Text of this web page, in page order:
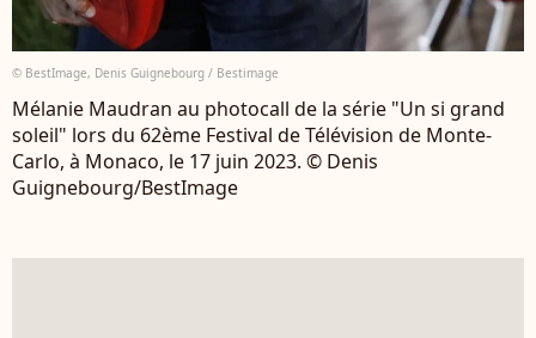
© BestImage, Denis Guignebourg / Bestimage
Mélanie Maudran au photocall de la série "Un si grand
soleil" lors du 62ème Festival de Télévision de Monte-
Carlo, à Monaco, le 17 juin 2023. © Denis
Guignebourg/BestImage